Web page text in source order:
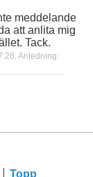
meddelande
att anlita mig
Tack.
. Anledning:
Topp